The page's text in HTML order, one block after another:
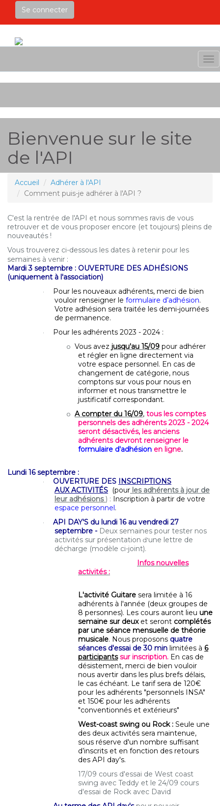
Se connecter
Bienvenue sur le site
de l'API
Accueil
Adhérer à l'API
Comment puis-je adhérer à l'API ?
C'est la rentrée de l'API et nous sommes ravis de vous
retrouver et de vous proposer encore (et toujours) pleins de
nouveautés !
Vous trouverez ci-dessous les dates à retenir pour les
semaines à venir :
Mardi 3 septembre : OUVERTURE DES ADHÉSIONS
(uniquement à l'association)
·
Pour les nouveaux adhérents, merci de bien
vouloir renseigner le formulaire d’adhésion.
Votre adhésion sera traitée les demi-journées
de permanence.
· Pour les adhérents 2023 - 2024 :
o Vous avez jusqu'au 15/09 pour adhérer
et régler en ligne directement via
votre espace personnel. En cas de
changement de catégorie, nous
comptons sur vous pour nous en
informer et nous transmettre le
justificatif correspondant.
o A compter du 16/09, tous les comptes
personnels des adhérents 2023 - 2024
seront désactivés, les anciens
adhérents devront renseigner le
formulaire d'adhésion en ligne.
Lundi 16 septembre :
· OUVERTURE DES INSCRIPTIONS
AUX ACTIVITÉS (pour les adhérents à jour de
leur adhésions) : Inscription à partir de votre
espace personnel.
·
API DAY'S du lundi 16 au vendredi 27
septembre - Deux semaines pour tester nos
activités sur présentation d'une lettre de
décharge (modèle ci-joint).
Infos nouvelles
activités :
L'activité Guitare sera limitée à 16
adhérents à l'année (deux groupes de
8 personnes). Les cours auront lieu une
semaine sur deuxet seront complétés
par une séance mensuelle de théorie
musicale. Nous proposons quatre
séances d'essai de 30 min limitées à 6
participants sur inscription. En cas de
désistement, merci de bien vouloir
nous avertir dans les plus brefs délais,
le cas échéant. Le tarif sera de 120€
pour les adhérents "personnels INSA"
et 150€ pour les adhérents
"conventionnés et extérieurs"
West-coast swing ou Rock : Seule une
des deux activités sera maintenue,
sous réserve d'un nombre suffisant
d’inscrits et en fonction des retours
des API day's.
17/09 cours d'essai de West coast
swing avec Teddy et le 24/09 cours
d'essai de Rock avec David